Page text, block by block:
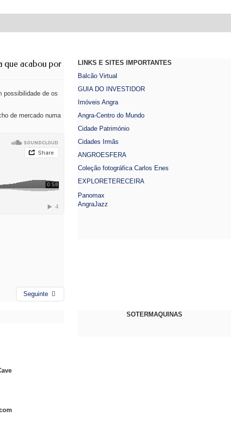
que acabou por
possibilidade de os
de mercado numa
Seguinte
LINKS E SITES IMPORTANTES
Balcão Virtual
GUIA DO INVESTIDOR
Imóveis Angra
Angra-Centro do Mundo
Cidade Património
Cidades Irmãs
ANGROESFERA
Coleção fotográfica Carlos Enes
EXPLORETERECEIRA
Panomax
AngraJazz
SOTERMAQUINAS